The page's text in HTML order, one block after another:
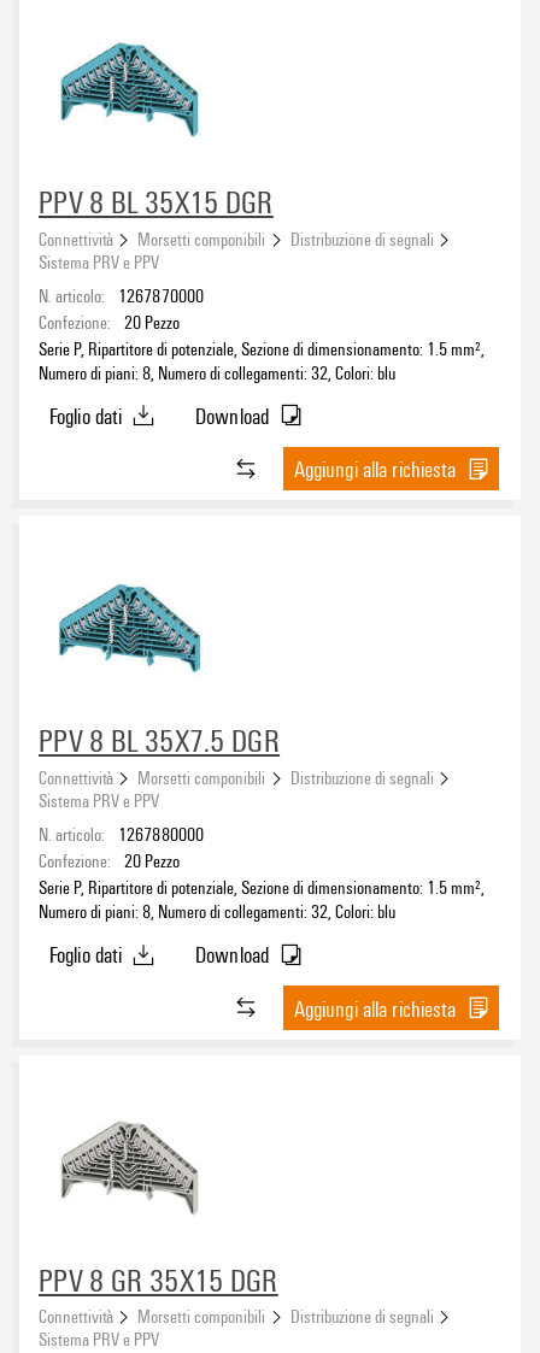
PPV 8 BL 35X15 DGR
Connettività Morsetti componibili
Distribuzione di segnali
Sistema PRV e PPV
N. articolo:
1267870000
Confezione: 20 Pezzo
Serie P, Ripartitore di potenziale, Sezione di dimensionamento: 1.5 mm²,
Numero di piani: 8, Numero di collegamenti: 32, Colori: blu
Foglio dati
Download
Aggiungi alla richiesta
PPV 8 BL 35X7.5 DGR
Connettività Morsetti componibili
Distribuzione di segnali
Sistema PRV e PPV
N. articolo:
1267880000
Confezione: 20 Pezzo
Serie P, Ripartitore di potenziale, Sezione di dimensionamento: 1.5 mm²,
Numero di piani: 8, Numero di collegamenti: 32, Colori: blu
Foglio dati
Download
Aggiungi alla richiesta
PPV 8 GR 35X15 DGR
Connettività Morsetti componibili
Distribuzione di segnali
Sistema PRV e PPV